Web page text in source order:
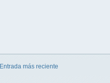
Entrada más reciente